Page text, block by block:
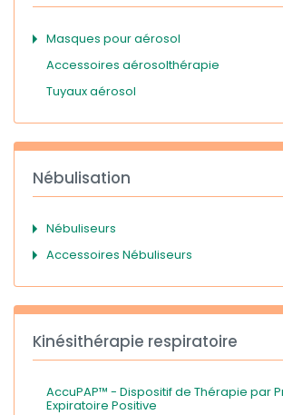
Masques pour aérosol
Accessoires aérosolthérapie
Tuyaux aérosol
Nébulisation
Nébuliseurs
Accessoires Nébuliseurs
Kinésithérapie respiratoire
AccuPAP™ - Dispositif de Thérapie par
Expiratoire Positive